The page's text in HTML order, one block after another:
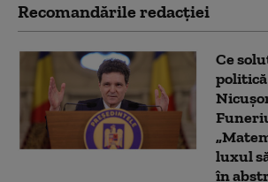
Recomandările redacţiei
Ce
luxul
în